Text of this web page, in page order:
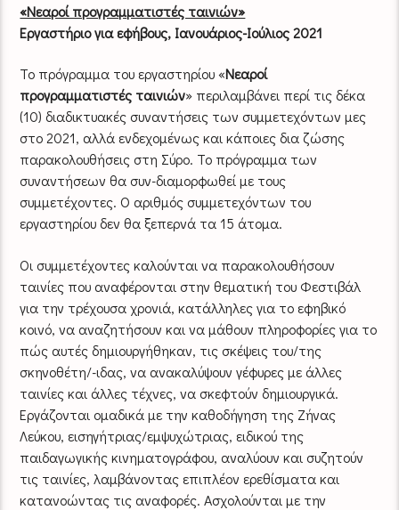
«Νεαροί προγραμματιστές ταινιών»
Εργαστήριο για εφήβους, Ιανουάριος-Ιούλιος 2021
Το πρόγραμμα του εργαστηρίου «Νεαροί
προγραμματιστές ταινιών» περιλαμβάνει περί τις δέκα
(10) διαδικτυακές συναντήσεις των συμμετεχόντων μες
στο 2021, αλλά ενδεχομένως και κάποιες δια ζώσης
παρακολουθήσεις στη Σύρο. Το πρόγραμμα των
συναντήσεων θα συν-διαμορφωθεί με τους
συμμετέχοντες. Ο αριθμός συμμετεχόντων του
εργαστηρίου δεν θα ξεπερνά τα 15 άτομα.
Οι συμμετέχοντες καλούνται να παρακολουθήσουν
ταινίες που αναφέρονται στην θεματική του Φεστιβάλ
για την τρέχουσα χρονιά, κατάλληλες για το εφηβικό
κοινό, να αναζητήσουν και να μάθουν πληροφορίες για το
πώς αυτές δημιουργήθηκαν, τις σκέψεις του/της
σκηνοθέτη/-ιδας, να ανακαλύψουν γέφυρες με άλλες
ταινίες και άλλες τέχνες, να σκεφτούν δημιουργικά.
Εργάζονται ομαδικά με την καθοδήγηση της Ζήνας
Λεύκου, εισηγήτριας/εμψυχώτριας, ειδικού της
παιδαγωγικής κινηματογράφου, αναλύουν και συζητούν
τις ταινίες, λαμβάνοντας επιπλέον ερεθίσματα και
κατανοώντας τις αναφορές. Ασχολούνται με την